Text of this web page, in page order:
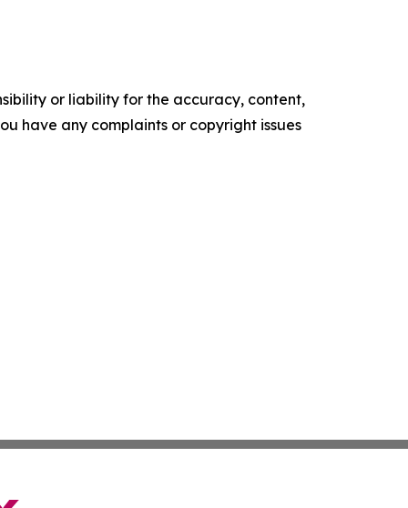
or liability for the accuracy, content,
have any complaints or copyright issues